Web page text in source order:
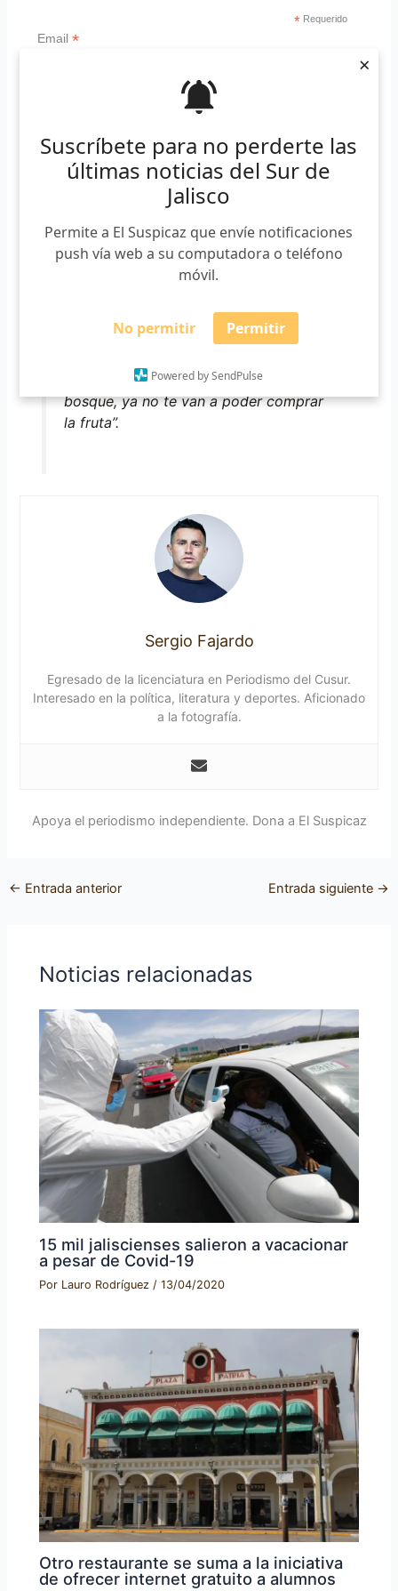
Suscríbete para no perderte las
últimas noticias del Sur de
Jalisco
Permite a El Suspicaz que envíe notificaciones
push vía web a su computadora o teléfono
móvil.
No permitir Permitir
Powered by SendPulse
×
* Requerido
Email*
Lo anterior, según Santana, es a raíz de la tendencia de
mercados de producción de aguacate por proteger el
“La producción igual tiene una tendencia
ejemplo mercados internacionales,
como el de Europa, va marcar tendencia
está en una zona donde antes había
bosque, ya no te van a poder comprar
la fruta”.
Sergio Fajardo
Egresado de la licenciatura en Periodismo del Cusur.
Interesado en la política, literatura y deportes. Aficionado
a la fotografía.
Apoya el periodismo independiente. Dona a El Suspicaz
← Entrada anterior Entrada siguiente →
Noticias relacionadas
15 mil jaliscienses salieron a vacacionar
a pesar de Covid-19
Por Lauro Rodríguez /13/04/2020
Otro restaurante se suma a la iniciativa
de ofrecer internet gratuito a alumnos